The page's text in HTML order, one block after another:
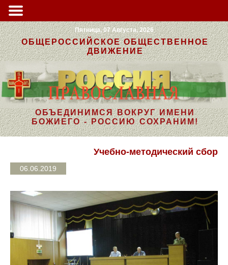
Пятница, 07 Августа, 2026
ОБЩЕРОССИЙСКОЕ ОБЩЕСТВЕННОЕ
ДВИЖЕНИЕ
ОБЪЕДИНИМСЯ ВОКРУГ ИМЕНИ
БОЖИЕГО - РОССИЮ СОХРАНИМ!
Учебно-методический сбор
06.06.2019